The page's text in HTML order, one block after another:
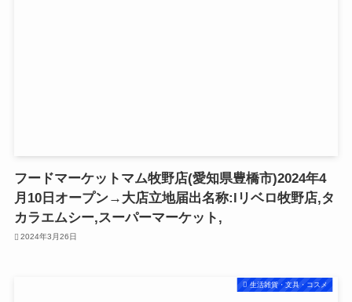
フードマーケットマム牧野店(愛知県豊橋市)2024年4
月10日オープン→大店立地届出名称:lリベロ牧野店,タ
カラエムシー,スーパーマーケット,
2024年3月26日
生活雑貨・文具・コスメ